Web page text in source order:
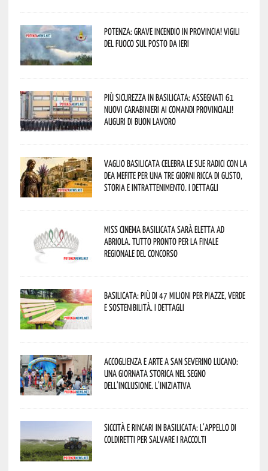
Potenza: grave incendio in Provincia! Vigili
del fuoco sul posto da ieri
Più sicurezza in Basilicata: assegnati 61
nuovi Carabinieri ai Comandi provinciali!
Auguri di buon lavoro
Vaglio Basilicata celebra le sue radici con la
Dea Mefite per una tre giorni ricca di gusto,
storia e intrattenimento. I dettagli
Miss Cinema Basilicata sarà eletta ad
Abriola. Tutto pronto per la finale
regionale del concorso
Basilicata: più di 47 milioni per piazze, verde
e sostenibilità. I dettagli
Accoglienza e arte a San Severino Lucano:
una giornata storica nel segno
dell’inclusione. L’iniziativa
Siccità e rincari in Basilicata: l’appello di
Coldiretti per salvare i raccolti